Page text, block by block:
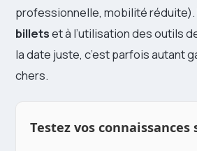
professionnelle, mobilité réduite).
billetset à l’utilisation des outils
la date juste, c’est parfois autant
chers.
Testez vos connaissances